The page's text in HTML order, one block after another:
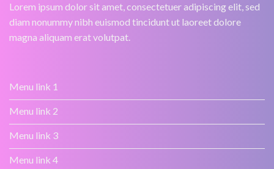
Lorem ipsum dolor sit amet, consectetuer adipiscing elit, sed
diam nonummy nibh euismod tincidunt ut laoreet dolore
magna aliquam erat volutpat.
Menu link 1
Menu link 2
Menu link 3
Menu link 4